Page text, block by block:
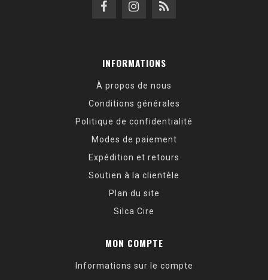
INFORMATIONS
À propos de nous
Conditions générales
Politique de confidentialité
Modes de paiement
Expédition et retours
Soutien à la clientèle
Plan du site
Silca Cire
MON COMPTE
Informations sur le compte